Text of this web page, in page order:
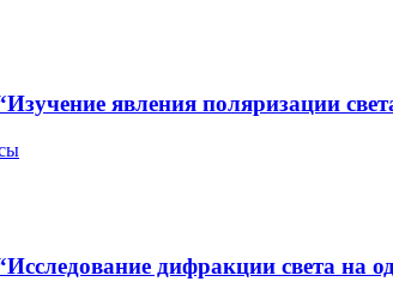
явления поляризации
дифракции света